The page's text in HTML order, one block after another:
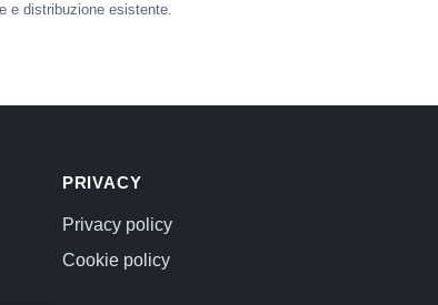
e distribuzione esistente.
PRIVACY
Privacy policy
Cookie policy